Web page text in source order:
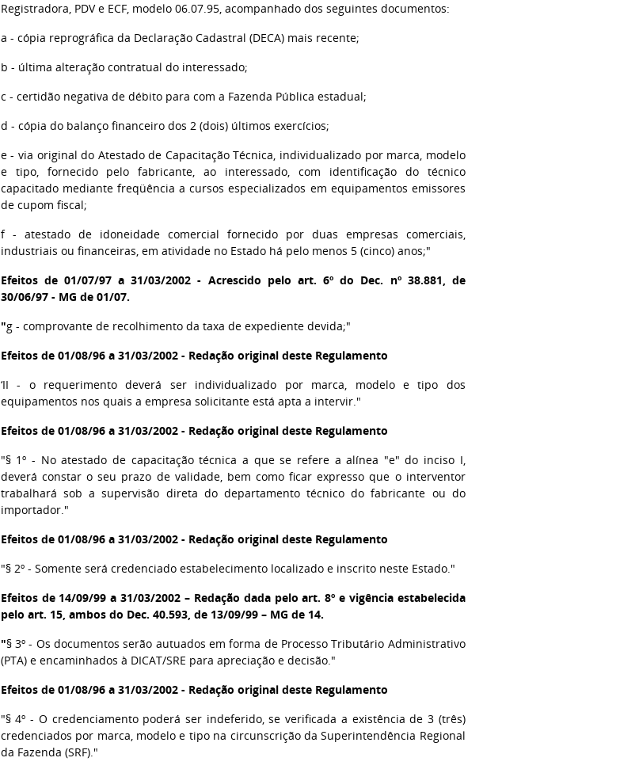
Registradora, PDV e ECF, modelo 06.07.95, acompanhado dos seguintes documentos:
a - cópia reprográfica da Declaração Cadastral (DECA) mais recente;
b - última alteração contratual do interessado;
c - certidão negativa de débito para com a Fazenda Pública estadual;
d - cópia do balanço financeiro dos 2 (dois) últimos exercícios;
e - via original do Atestado de Capacitação Técnica, individualizado por marca, modelo
e tipo, fornecido pelo fabricante, ao interessado, com identificação do técnico
capacitado mediante freqüência a cursos especializados em equipamentos emissores
de cupom fiscal;
f - atestado de idoneidade comercial fornecido por duas empresas comerciais,
industriais ou financeiras, em atividade no Estado há pelo menos 5 (cinco) anos;"
Efeitos de 01/07/97 a 31/03/2002 - Acrescido pelo art. 6º do Dec. nº 38.881, de
30/06/97 - MG de 01/07.
"g - comprovante de recolhimento da taxa de expediente devida;"
Efeitos de 01/08/96 a 31/03/2002 - Redação original deste Regulamento
‘II - o requerimento deverá ser individualizado por marca, modelo e tipo dos
equipamentos nos quais a empresa solicitante está apta a intervir."
Efeitos de 01/08/96 a 31/03/2002 - Redação original deste Regulamento
"§ 1º - No atestado de capacitação técnica a que se refere a alínea "e" do inciso I,
deverá constar o seu prazo de validade, bem como ficar expresso que o interventor
trabalhará sob a supervisão direta do departamento técnico do fabricante ou do
importador."
Efeitos de 01/08/96 a 31/03/2002 - Redação original deste Regulamento
"§ 2º - Somente será credenciado estabelecimento localizado e inscrito neste Estado."
Efeitos de 14/09/99 a 31/03/2002 – Redação dada pelo art. 8º e vigência estabelecida
pelo art. 15, ambos do Dec. 40.593, de 13/09/99 – MG de 14.
"§ 3º - Os documentos serão autuados em forma de Processo Tributário Administrativo
(PTA) e encaminhados à DICAT/SRE para apreciação e decisão."
Efeitos de 01/08/96 a 31/03/2002 - Redação original deste Regulamento
"§ 4º - O credenciamento poderá ser indeferido, se verificada a existência de 3 (três)
credenciados por marca, modelo e tipo na circunscrição da Superintendência Regional
da Fazenda (SRF)."